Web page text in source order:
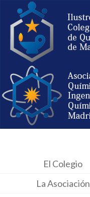
El Colegio
La Asociación